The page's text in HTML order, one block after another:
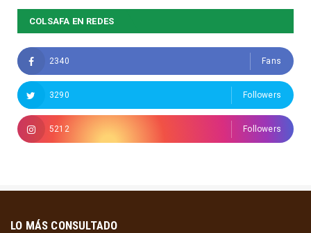
COLSAFA EN REDES
2340 Fans
3290 Followers
5212 Followers
LO MÁS CONSULTADO